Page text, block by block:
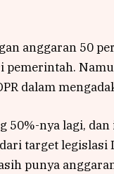
anggaran 50
dalam
50%-nya lagi,
target legislasi
punya